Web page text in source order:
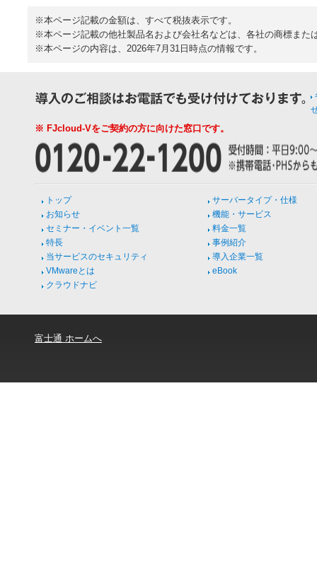
※本ページ記載の金額は、すべて税抜表示です。
※本ページ記載の他社製品名および会社名などは、各社の商標また
※本ページの内容は、2026年7月31日時点の情報です。
※ FJcloud-Vをご契約の方に向けた窓口です。
トップ
お知らせ
セミナー・イベント一覧
特長
当サービスのセキュリティ
VMwareとは
クラウドナビ
サーバータイプ・仕様
機能・サービス
料金一覧
事例紹介
導入企業一覧
eBook
富士通 ホームへ